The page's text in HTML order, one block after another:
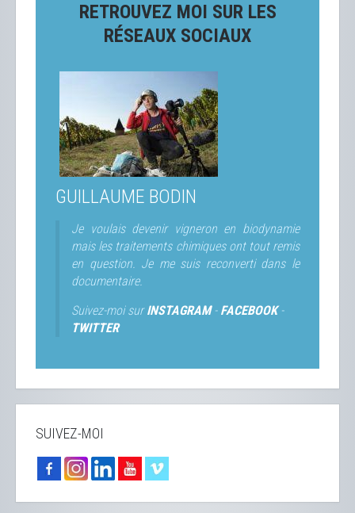
RETROUVEZ MOI SUR LES
RÉSEAUX SOCIAUX
GUILLAUME BODIN
Je voulais devenir vigneron en biodynamie
mais les traitements chimiques ont tout remis
en question. Je me suis reconverti dans le
documentaire.
Suivez-moi surINSTAGRAM- FACEBOOK-
TWITTER
SUIVEZ-MOI